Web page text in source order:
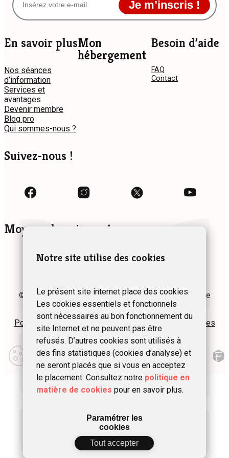
Je m’inscris !
En savoir plus
Nos séances
d’information
Services et
avantages
Devenir membre
Blog pro
Qui sommes-nous ?
Mon
hébergement
Besoin d’aide
FAQ
Contact
Suivez-nous !
Moyens de paiement
Modifier
mes
préférences
d\’utilisation
© 2024 Fédération des Gîtes et Chambres d’hôtes de
Wallonie asbl
Politique de confidentialité
Plan du site Mentions légales
Notre site utilise des cookies
Le présent site internet place des cookies.
Les cookies essentiels et fonctionnels
sont nécessaires au bon fonctionnement du
site Internet et ne peuvent pas être
refusés. D’autres cookies sont utilisés à
des fins statistiques (cookies d’analyse) et
ne seront placés que si vous en acceptez
le placement. Consultez notre politique en
matière de cookies pour en savoir plus.
Paramétrer les
cookies
Tout accepter